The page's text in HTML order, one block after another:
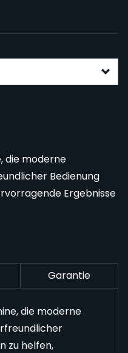
die moderne
Bedienung
Ergebnisse
Garantie
die moderne
zu helfen,